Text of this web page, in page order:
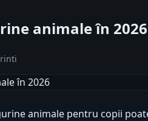
animale în 2026
animale pentru copii